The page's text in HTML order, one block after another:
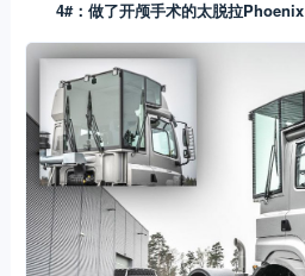
4#：做了开颅手术的太脱拉Phoenix